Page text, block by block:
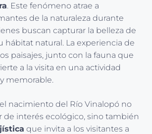
. Este fenómeno atrae a
de la naturaleza durante
buscan capturar la belleza de
hábitat natural. La experiencia de
paisajes, junto con la fauna que
a la visita en una actividad
memorable.
nacimiento del Río Vinalopó no
de interés ecológico, sino también
que invita a los visitantes a